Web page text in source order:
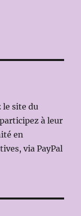
le site du
à leur
en
via PayPal